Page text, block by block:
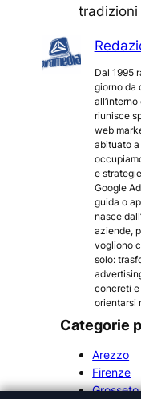
tradizioni
Dal 1995
giorno da
riunisce
web
abituato
e
Google
guida o
nasce
aziende,
vogliono
solo:
concreti e
orientarsi
Categorie
Arezzo
Firenze
Grosseto